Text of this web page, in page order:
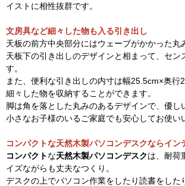
イストに相性抜群です。
文房具など細々した物も入る引き出し
天板の前方中央部分にはウェーブがかかった丸
天板下の引き出しのデザインと相まって、セン
す。
また、便利な引き出しの内寸は幅25.5cm×奥行
細々した物を収納することができます。
脚は角を落とした丸みのあるデザインで、優し
小さなお子様のいるご家庭でも安心してお使い
コンパクトな天然木製パソコンデスクならイン
コンパクトな天然木製パソコンデスクは、耐荷
イズながらも丈夫なつくり。
デスクの上でパソコン作業をしたり読書をした